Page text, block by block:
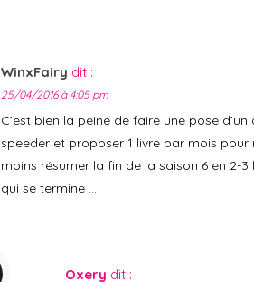
WinxFairy dit :
25/04/2016 à 4:05 pm
C’est bien la peine de faire une pose
speeder et proposer 1 livre par mois
moins résumer la fin de la saison 6 en 2-
qui se termine …
Oxery dit :